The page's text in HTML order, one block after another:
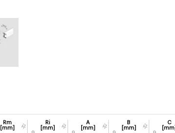
Rm
[mm]
Ri
[mm]
A
[mm]
B
[mm]
C
[mm]